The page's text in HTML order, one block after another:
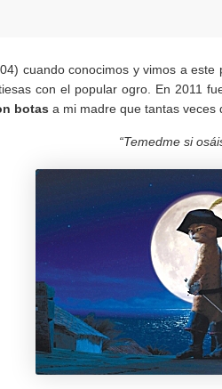
cuando conocimos y vimos a
con el popular ogro. En 2011
botas a mi madre que tantas veces
“Temedme si